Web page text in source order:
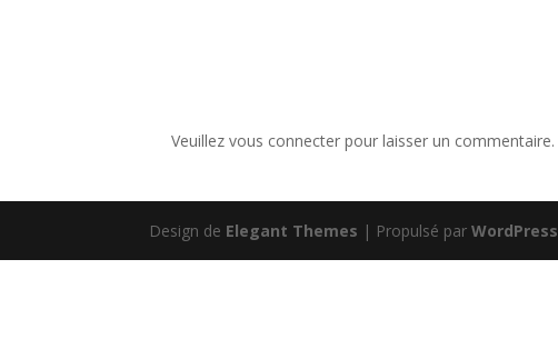
Veuillez vous connecter pour laisser un commentaire.
Design de Elegant Themes | Propulsé parWordPress